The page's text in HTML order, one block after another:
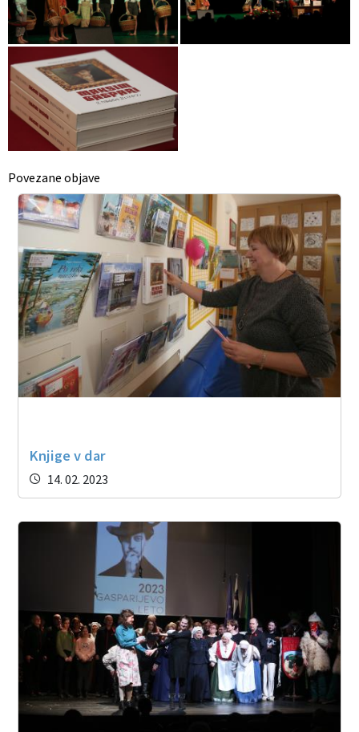
Povezane objave
Knjige v dar
14. 02. 2023